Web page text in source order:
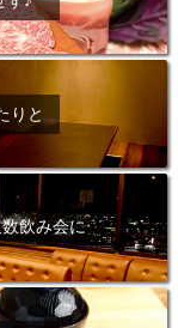
りと
飲み会に